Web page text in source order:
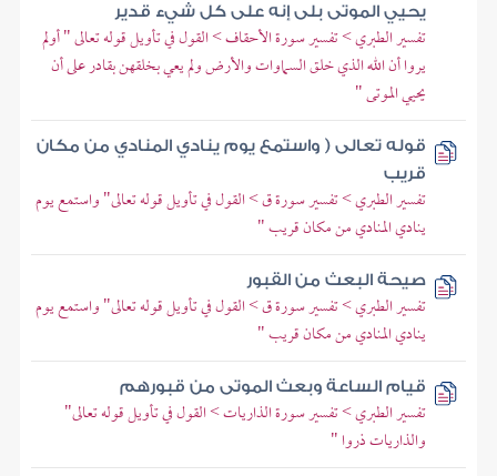
يحيي الموتى بلى إنه على كل شيء قدير
تفسير الطبري > تفسير سورة الأحقاف > القول في تأويل قوله تعالى " أولم
يروا أن الله الذي خلق السماوات والأرض ولم يعي بخلقهن بقادر على أن
يحيي الموتى "
قوله تعالى ( واستمع يوم ينادي المنادي من مكان
قريب
تفسير الطبري > تفسير سورة ق > القول في تأويل قوله تعالى" واستمع يوم
ينادي المنادي من مكان قريب "
صيحة البعث من القبور
تفسير الطبري > تفسير سورة ق > القول في تأويل قوله تعالى" واستمع يوم
ينادي المنادي من مكان قريب "
قيام الساعة وبعث الموتى من قبورهم
تفسير الطبري > تفسير سورة الذاريات > القول في تأويل قوله تعالى"
والذاريات ذروا "